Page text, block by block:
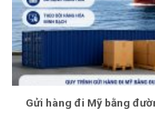
Gửi hàng đi Mỹ bằng